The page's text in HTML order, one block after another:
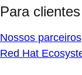
Para clientes
Nossos parceiros
Red Hat